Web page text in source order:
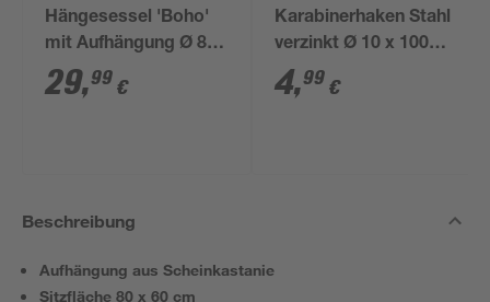
Hängesessel 'Boho'
mit Aufhängung Ø 80
x 125 cm
29,99 €
Karabinerhaken Stahl
verzinkt Ø 10 x 100
mm
4,99 €
Beschreibung
Aufhängung aus Scheinkastanie
Sitzfläche 80 x 60 cm